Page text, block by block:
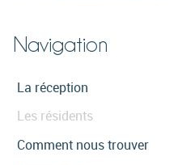
Navigation
La réception
Les résidents
Comment nous trouver